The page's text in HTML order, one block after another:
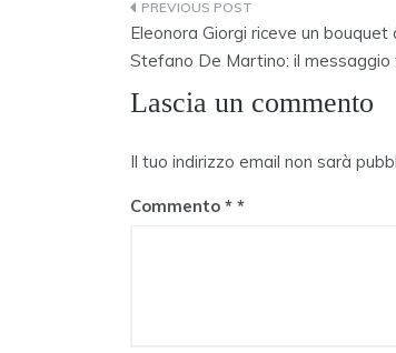
Navigazione
articoli
Eleonora Giorgi riceve un bouquet
Stefano De Martino: il messaggio
Lascia un commento
Il tuo indirizzo email non sarà
Commento *